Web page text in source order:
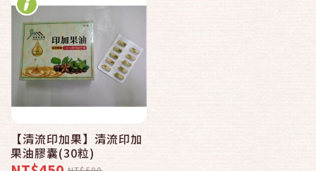
【清流印加果】清流印加
果油膠囊(30粒)